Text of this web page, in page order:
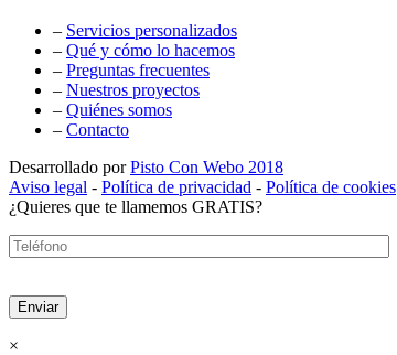
– Servicios personalizados
– Qué y cómo lo hacemos
– Preguntas frecuentes
– Nuestros proyectos
– Quiénes somos
– Contacto
Desarrollado porPisto Con Webo 2018
Aviso legal - Política de privacidad - Política de cookies
¿Quieres que te llamemos GRATIS?
×